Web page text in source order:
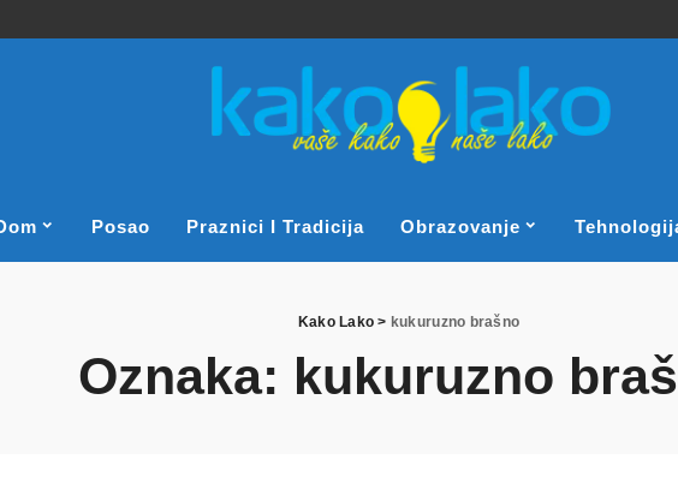
Posao Praznici I Tradicija Obrazovanje
Kako Lako > kukuruzno brašno
Oznaka: kukuruzno